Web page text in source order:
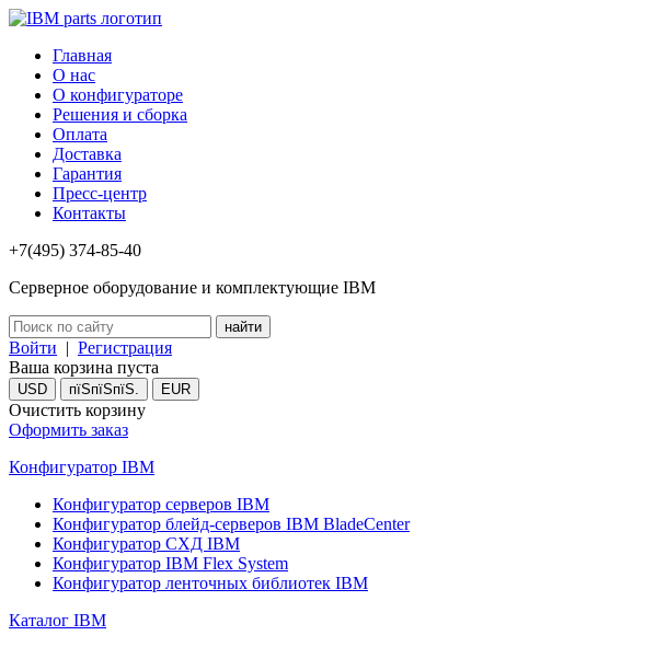
Главная
О нас
О конфигураторе
Решения и сборка
Оплата
Доставка
Гарантия
Пресс-центр
Контакты
+7(495) 374-85-40
Серверное оборудование и комплектующие IBM
Войти | Регистрация
Ваша корзина пуста
USD пїЅпїЅпїЅ. EUR
Очистить корзину
Оформить заказ
Конфигуратор IBM
Конфигуратор серверов IBM
Конфигуратор блейд-серверов IBM BladeCenter
Конфигуратор СХД IBM
Конфигуратор IBM Flex System
Конфигуратор ленточных библиотек IBM
Каталог IBM